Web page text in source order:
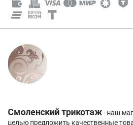
Смоленский трикотаж- наш
целью предложить качественные